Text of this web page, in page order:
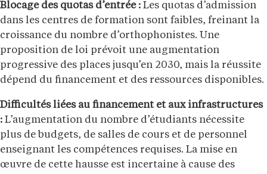
Blocage des quotas d’entrée : Les quotas d’admission
dans les centres de formation sont faibles, freinant la
croissance du nombre d’orthophonistes. Une
proposition de loi prévoit une augmentation
progressive des places jusqu’en 2030, mais la réussite
dépend du financement et des ressources disponibles.
Difficultés liées au financement et aux infrastructures
: L’augmentation du nombre d’étudiants nécessite
plus de budgets, de salles de cours et de personnel
enseignant les compétences requises. La mise en
œuvre de cette hausse est incertaine à cause des